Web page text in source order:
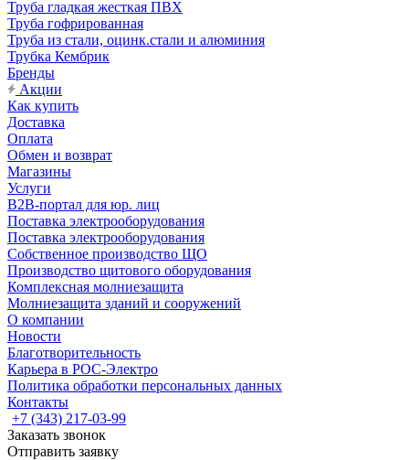
Труба гладкая жесткая ПВХ
Труба гофрированная
Труба из стали, оцинк.стали и алюминия
Трубка Кембрик
Бренды
Акции
Как купить
Доставка
Оплата
Обмен и возврат
Магазины
Услуги
B2B-портал для юр. лиц
Поставка электрооборудования
Поставка электрооборудования
Собственное производство ЩО
Производство щитового оборудования
Комплексная молниезащита
Молниезащита зданий и сооружений
О компании
Новости
Благотворительность
Карьера в РОС-Электро
Политика обработки персональных данных
Контакты
+7 (343) 217-03-99
Заказать звонок
Отправить заявку